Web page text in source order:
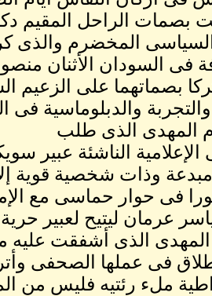
بصمات الراحل المقيم
السياسى المخضرم والذى
فى السودان الأثنان
بصماتهما على الزعيم
والتجربة والدبلوماسية
المهدى الذى طلب
الإعلامية الناشئة عبير
مبدعة وذات شخصية قوية
فى حوار حماسى مع
عرمان ليتيح لعبير
المهدى الذى أشفقت عليه
فى عملها الصحفى
ملء رئتيه فليس